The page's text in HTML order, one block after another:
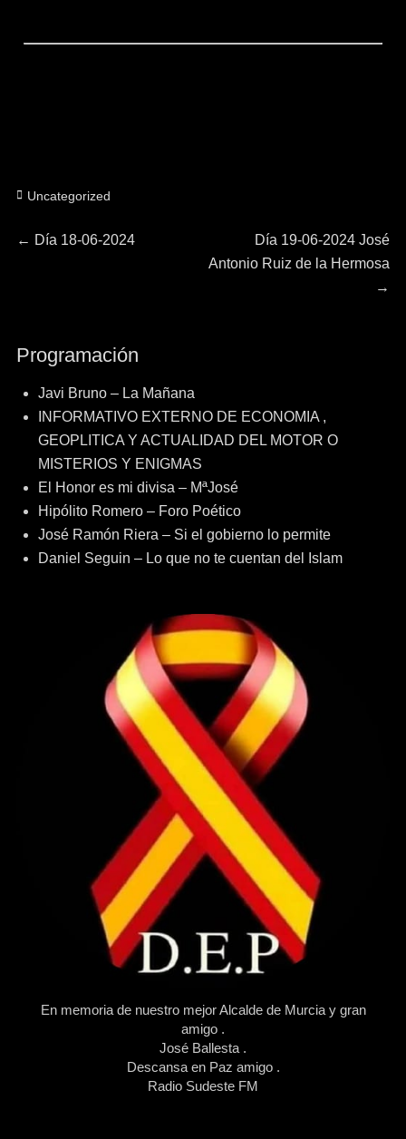
Categorías
Uncategorized
Navegación
← Entrada
Día 18-06-2024
Entrada
siguiente:
Día 19-06-2024 José
Antonio Ruiz de la Hermosa
→
Programación
Javi Bruno – La Mañana
INFORMATIVO EXTERNO DE ECONOMIA ,
GEOPLITICA Y ACTUALIDAD DEL MOTOR O
MISTERIOS Y ENIGMAS
El Honor es mi divisa – MªJosé
Hipólito Romero – Foro Poético
José Ramón Riera – Si el gobierno lo permite
Daniel Seguin – Lo que no te cuentan del Islam
En memoria de nuestro mejor Alcalde de Murcia y gran
amigo .
José Ballesta .
Descansa en Paz amigo .
Radio Sudeste FM